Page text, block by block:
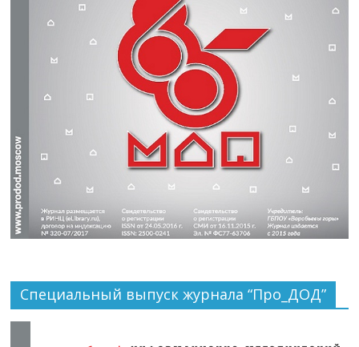
Специальный выпуск журнала “Про_ДОД”